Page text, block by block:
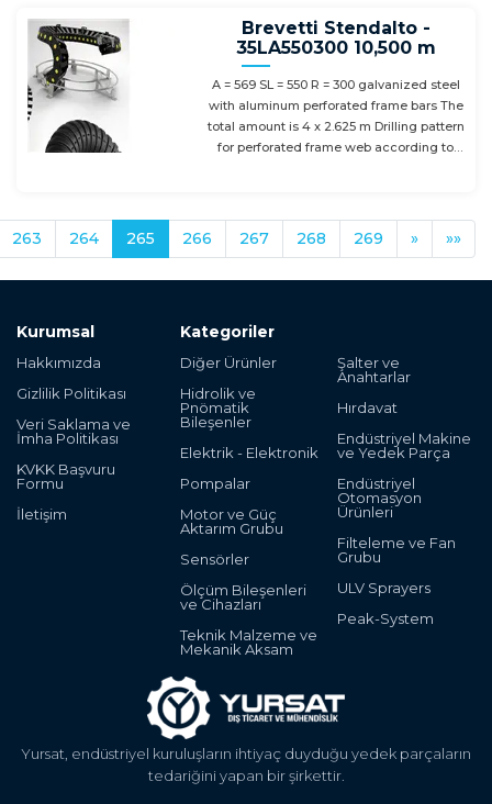
Brevetti Stendalto -
35LA550300 10,500 m
A = 569 SL = 550 R = 300 galvanized steel
with aluminum perforated frame bars The
total amount is 4 x 2.625 m Drilling pattern
for perforated frame web according to
263 264 265 266 267 268 269 » »»
Yursat, endüstriyel kuruluşların ihtiyaç duyduğu yedek parçaların
tedariğini yapan bir şirkettir.
Kurumsal
Hakkımızda
Gizlilik Politikası
Veri Saklama ve
İmha Politikası
KVKK Başvuru
Formu
İletişim
Kategoriler
Diğer Ürünler
Hidrolik ve
Pnömatik
Bileşenler
Elektrik - Elektronik
Pompalar
Motor ve Güç
Aktarım Grubu
Sensörler
Ölçüm Bileşenleri
ve Cihazları
Teknik Malzeme ve
Mekanik Aksam
Şalter ve
Anahtarlar
Hırdavat
Endüstriyel Makine
ve Yedek Parça
Endüstriyel
Otomasyon
Ürünleri
Filteleme ve Fan
Grubu
ULV Sprayers
Peak-System